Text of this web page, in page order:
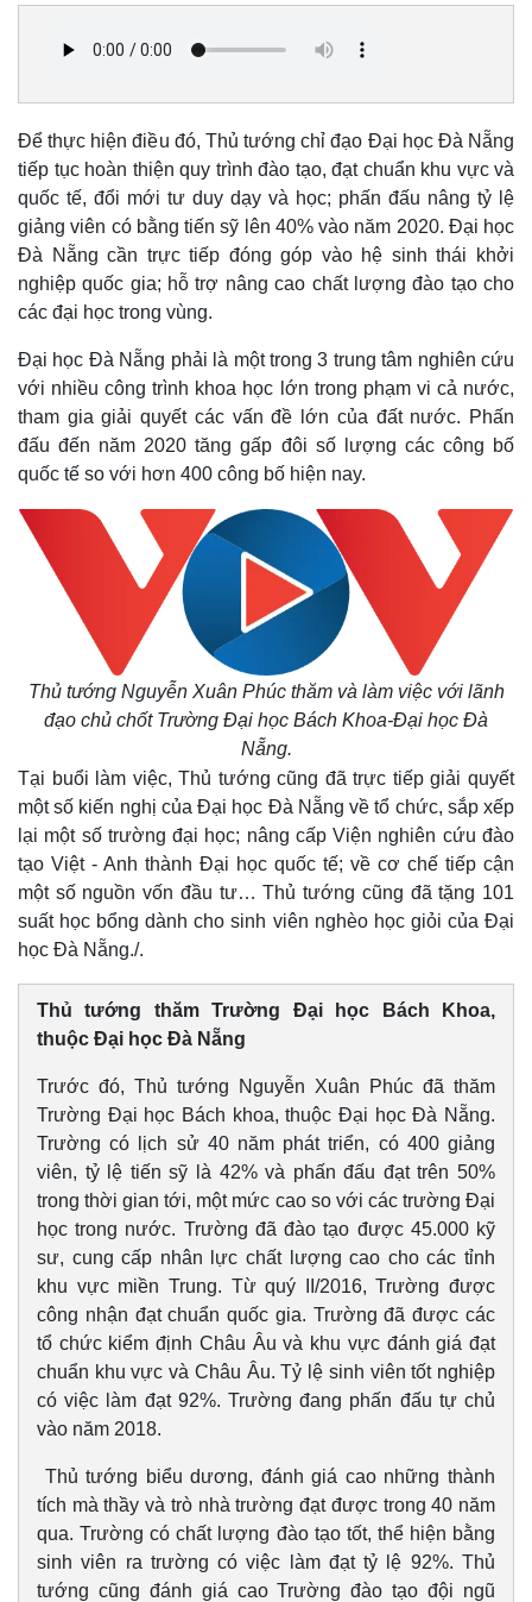
Pháp luật
Vụ án
Tin nóng
Tư vấn luật
Quân sự - Quốc phòng
Vũ khí
Việt Nam
Phân tích
Để thực hiện điều đó, Thủ tướng chỉ đạo Đại học Đà Nẵng
tiếp tục hoàn thiện quy trình đào tạo, đạt chuẩn khu vực và
quốc tế, đổi mới tư duy dạy và học; phấn đấu nâng tỷ lệ
giảng viên có bằng tiến sỹ lên 40% vào năm 2020. Đại học
Đà Nẵng cần trực tiếp đóng góp vào hệ sinh thái khởi
nghiệp quốc gia; hỗ trợ nâng cao chất lượng đào tạo cho
các đại học trong vùng.
Đại học Đà Nẵng phải là một trong 3 trung tâm nghiên cứu
với nhiều công trình khoa học lớn trong phạm vi cả nước,
tham gia giải quyết các vấn đề lớn của đất nước. Phấn
đấu đến năm 2020 tăng gấp đôi số lượng các công bố
quốc tế so với hơn 400 công bố hiện nay.
Thủ tướng Nguyễn Xuân Phúc thăm và làm việc với lãnh
đạo chủ chốt Trường Đại học Bách Khoa-Đại học Đà
Nẵng.
Tại buổi làm việc, Thủ tướng cũng đã trực tiếp giải quyết
một số kiến nghị của Đại học Đà Nẵng về tổ chức, sắp xếp
lại một số trường đại học; nâng cấp Viện nghiên cứu đào
tạo Việt - Anh thành Đại học quốc tế; về cơ chế tiếp cận
một số nguồn vốn đầu tư… Thủ tướng cũng đã tặng 101
suất học bổng dành cho sinh viên nghèo học giỏi của Đại
học Đà Nẵng./.
Thủ tướng thăm Trường Đại học Bách Khoa,
thuộc Đại học Đà Nẵng
Trước đó, Thủ tướng Nguyễn Xuân Phúc đã thăm
Trường Đại học Bách khoa, thuộc Đại học Đà Nẵng.
Trường có lịch sử 40 năm phát triển, có 400 giảng
viên, tỷ lệ tiến sỹ là 42% và phấn đấu đạt trên 50%
trong thời gian tới, một mức cao so với các trường Đại
học trong nước. Trường đã đào tạo được 45.000 kỹ
sư, cung cấp nhân lực chất lượng cao cho các tỉnh
khu vực miền Trung. Từ quý II/2016, Trường được
công nhận đạt chuẩn quốc gia. Trường đã được các
tổ chức kiểm định Châu Âu và khu vực đánh giá đạt
chuẩn khu vực và Châu Âu. Tỷ lệ sinh viên tốt nghiệp
có việc làm đạt 92%. Trường đang phấn đấu tự chủ
vào năm 2018.
Thủ tướng biểu dương, đánh giá cao những thành
tích mà thầy và trò nhà trường đạt được trong 40 năm
qua. Trường có chất lượng đào tạo tốt, thể hiện bằng
sinh viên ra trường có việc làm đạt tỷ lệ 92%. Thủ
tướng cũng đánh giá cao Trường đào tạo đội ngũ